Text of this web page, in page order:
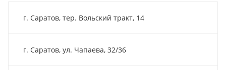
г. Саратов, тер. Вольский тракт, 14
г. Саратов, ул. Чапаева, 32/36